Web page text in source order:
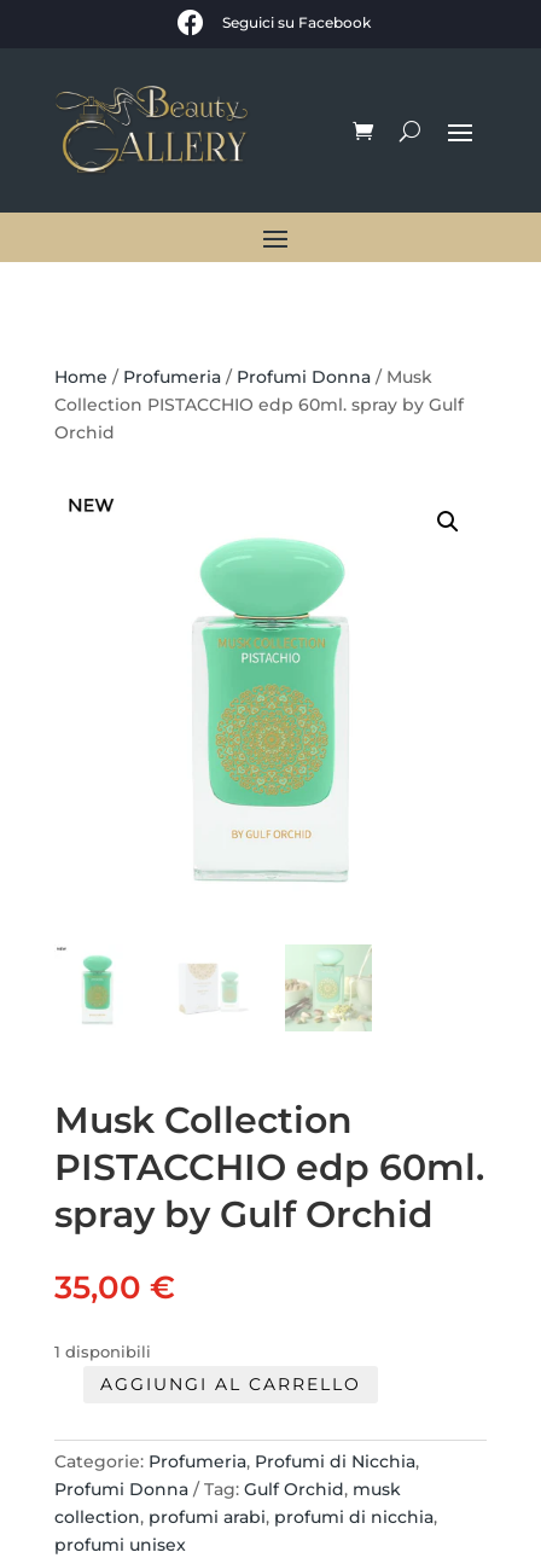
 Seguici su Facebook
Home / Profumeria/ Profumi Donna/ Musk
Collection PISTACCHIO edp 60ml. spray by Gulf
Orchid
Musk Collection
PISTACCHIO edp 60ml.
spray by Gulf Orchid
35,00 €
1 disponibili
PISTACCHIO
edp
60ml.
spray
AGGIUNGI AL CARRELLO
Categorie: Profumeria, Profumi di Nicchia,
Profumi Donna
Tag: Gulf Orchid, musk
collection, profumi arabi, profumi di nicchia,
profumi unisex